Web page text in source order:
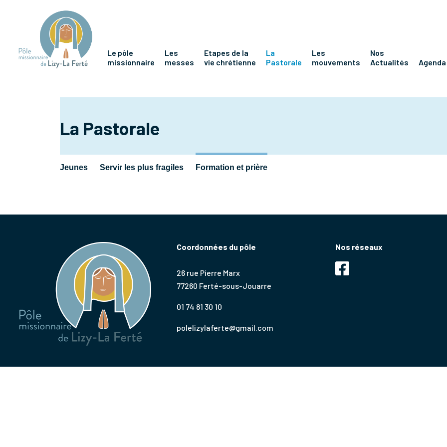
Le pôle
missionnaire
Les
messes
Etapes de la
vie chrétienne
La
Pastorale
Les
mouvements
Nos
Actualités
Agenda
La Pastorale
Jeunes Servir les plus fragiles Formation et prière
Coordonnées du pôle
26 rue Pierre Marx
77260 Ferté-sous-Jouarre
01 74 81 30 10
polelizylaferte@gmail.com
Nos réseaux